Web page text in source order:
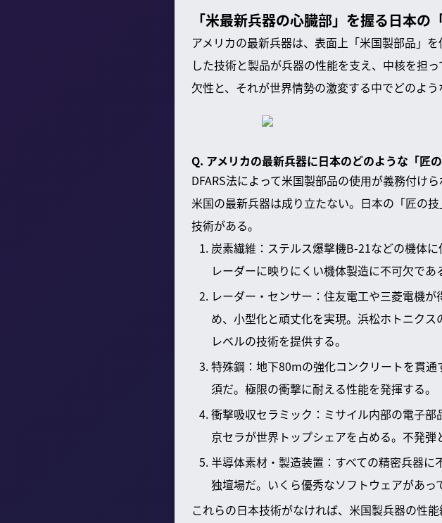
「米最新兵器の心臓部」を握る日本の
アメリカの最新兵器は、表面上「米国製部品」
した技術と製品が兵器の性能を支え、中核を担
欠性と、それが世界情勢の激変する中でどのよう
Q. アメリカの最新兵器に日本のどのような「匠
DFARS法によって米国製部品の使用が義務付け
米国の最新兵器は成り立たない。日本の「匠の
技術がある。
炭素繊維：ステルス爆撃機B-21などの機体
レーダーに映りにくい機体製造に不可欠であ
レーダー・センサー：住友電工や三菱電機
め、小型化と頑丈化を実現。浜松ホトニク
レベルの技術を提供する。
特殊鋼：地下80mの強化コンクリートを貫
須だ。極限の衝撃に耐える性能を発揮する。
衝撃吸収セラミック：ミサイル内部の電子
京セラが世界トップシェアを占める。不発弾
半導体素材・製造装置：すべての精密兵器
独壇場だ。いくら優秀なソフトウェアがあっ
これらの日本技術がなければ、米国製兵器の性